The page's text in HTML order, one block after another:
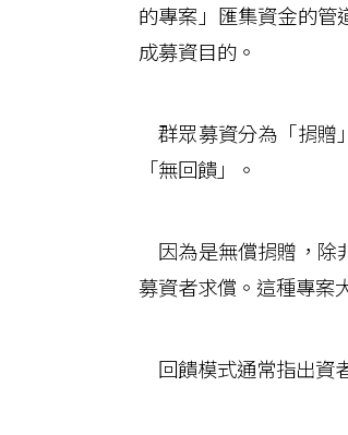
的專案」匯集資金的管
成募資目的。
群眾募資分為「捐贈
「無回饋」。
因為是無償捐贈，除
募資者求償。這種專案
回饋模式通常指出資